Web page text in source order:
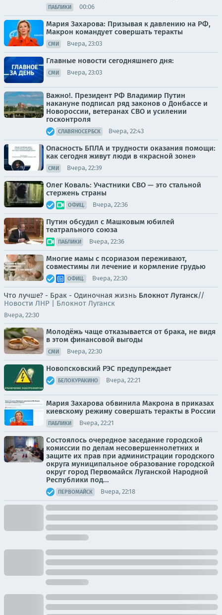
ПАБЛИКИ 00:06
Мария Захарова: Призывая к давлению на РФ,
Макрон командует совершать теракты
СМИ Вчера, 23:03
Главные новости сегодняшнего дня:
СМИ Вчера, 23:03
Важно!. Президент РФ Владимир Путин
накануне подписал ряд законов о Донбассе и
Новороссии, ветеранах СВО и усилении
госконтроля
СЛАВЯНОСЕРБСК Вчера, 22:43
Опасность БПЛА и трудности оказания помощи:
как сегодня живут люди в «красной зоне»
СМИ Вчера, 22:39
Олег Коваль: Участники СВО — это стальной
стержень страны
ОФИЦ. Вчера, 22:36
Путин обсудил с Машковым юбилей
театрального союза
ПАБЛИКИ Вчера, 22:36
Многие мамы с псориазом переживают,
совместимы ли лечение и кормление грудью
ОФИЦ. Вчера, 22:30
Что лучше? - Брак - Одиночная жизнь Блокнот Луганск//
Новости ЛНР | Блокнот Луганск
Вчера, 22:30
Молодёжь чаще отказывается от брака, не видя
в этом финансовой выгоды
СМИ Вчера, 22:30
Новопсковский РЭС предупреждает
БЕЛОКУРАКИНО Вчера, 22:21
Мария Захарова обвинила Макрона в приказах
киевскому режиму совершать теракты в России
ПАБЛИКИ Вчера, 22:21
Состоялось очередное заседание городской
комиссии по делам несовершеннолетних и
защите их прав при администрации городского
округа муниципальное образование городской
округ город Первомайск Луганской Народной
Республики под...
ПЕРВОМАЙСК Вчера, 22:18